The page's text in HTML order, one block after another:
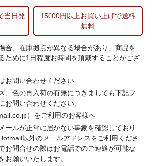
当日発
15000円以上お買い上げで送料
無料
合、在庫拠点が異なる場合があり、商品を
ために1日程度お時間を頂戴することがござ
お問い合わせください
、色の再入荷の有無につきましても下記フ
お問い合わせください。
）をご利用のお客様へ
ールが正常に届かない事象を確認しており
以外のメールアドレスをご利用くださ
お問合せの際はお電話でのご連絡が可能な
お願いいたします。